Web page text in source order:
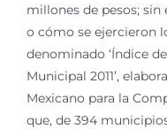
millones de pesos;
o cómo se ejercieron
denominado ‘Índice
Municipal 2011’,
Mexicano para la
que, de 394